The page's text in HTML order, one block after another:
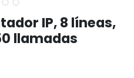
IP, 8 líneas,
llamadas